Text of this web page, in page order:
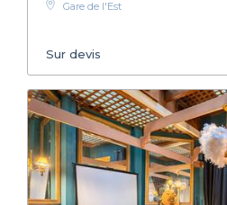
Gare de l'Est
Sur devis